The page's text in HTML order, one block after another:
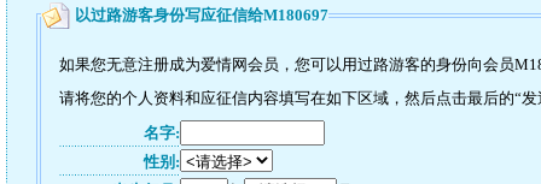
以过路游客身份写应征信给M180697
如果您无意注册成为爱情网会员，您可以用过路游客的身份向会员
请将您的个人资料和应征信内容填写在如下区域，然后点击最后的“
名字:
性别: